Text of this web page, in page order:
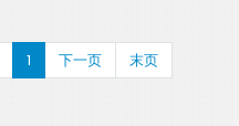
1 下一页 末页